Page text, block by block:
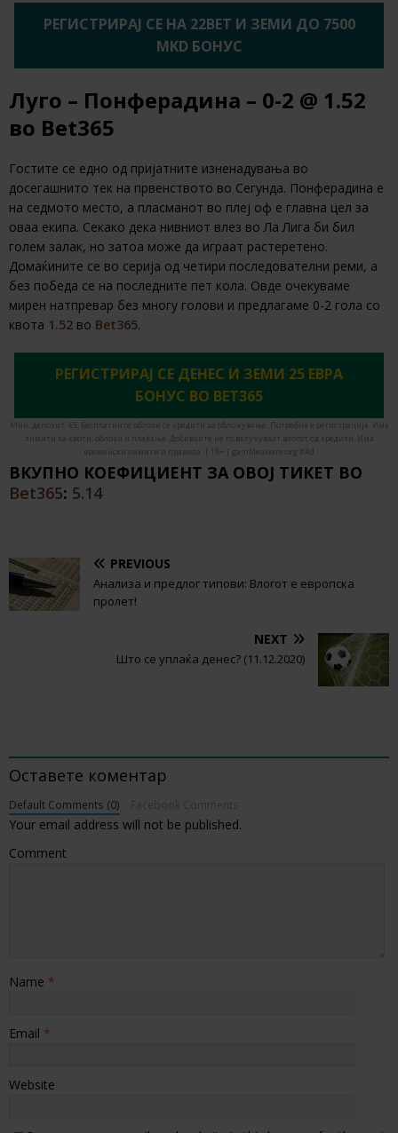
РЕГИСТРИРАЈ СЕ НА 22BET И ЗЕМИ ДО 7500
MKD БОНУС
Луго – Понферадина – 0-2 @ 1.52
во Bet365
Гостите се едно од пријатните изненадувања во
досегашнито тек на првенството во Сегунда. Понферадина е
на седмото место, а пласманот во плеј оф е главна цел за
оваа екипа. Секако дека нивниот влез во Ла Лига би бил
голем залак, но затоа може да играат растеретено.
Домаќините се во серија од четири последователни реми, а
без победа се на последните пет кола. Овде очекуваме
мирен натпревар без многу голови и предлагаме 0-2 гола со
квота 1.52 во Bet365.
РЕГИСТРИРАЈ СЕ ДЕНЕС И ЗЕМИ 25 ЕВРА
БОНУС ВО BET365
Мин. депозит: €5. Бесплатните облози се кредити за обложување. Потребна е регистрација. Има
лимити за квоти, облози и плаќање. Добивките не го вклучуваат влогот од кредити. Има
временски лимити и правила. | 18+ | gambleaware.org #Ad
ВКУПНО КОЕФИЦИЕНТ ЗА ОВОЈ ТИКЕТ ВО
Bet365: 5.14
PREVIOUS
Анализа и предлог типови: Влогот е европска
пролет!
NEXT
Што се уплаќа денес? (11.12.2020)
Оставете коментар
Default Comments (0)
Your email address will not be published.
Comment
Name *
Email *
Website